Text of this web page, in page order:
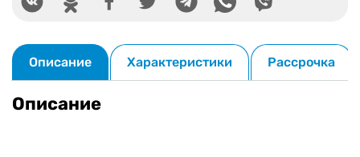
Описание Характеристики Рассрочка
Описание